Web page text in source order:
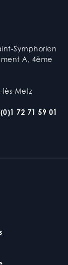
Symphorien
A, 4ème
lès-Metz
72 71 59 01